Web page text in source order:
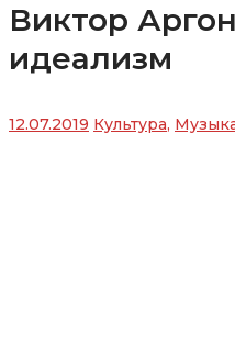
Виктор
идеализм
12.07.2019 Культура,